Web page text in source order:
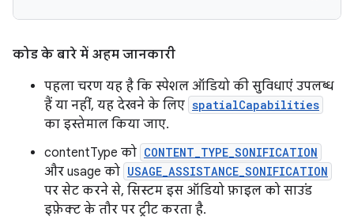
कोड के बारे में अहम जानकारी
पहला चरण यह है कि स्पेशल ऑडियो की सुविधाएं उपलब्ध
हैं या नहीं, यह देखने के लिए spatialCapabilities
का इस्तेमाल किया जाए.
contentType को CONTENT_TYPE_SONIFICATION
और usage को USAGE_ASSISTANCE_SONIFICATION
पर सेट करने से, सिस्टम इस ऑडियो फ़ाइल को साउंड
इफ़ेक्ट के तौर पर ट्रीट करता है.